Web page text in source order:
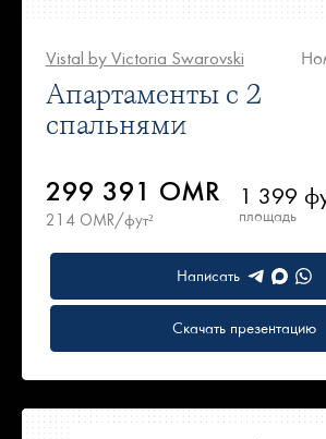
Vistal by Victoria Swarovski
Апартаменты с 2
спальнями
299 391 OMR
214 OMR/фут²
1 399
площадь
Написать
Скачать презентацию